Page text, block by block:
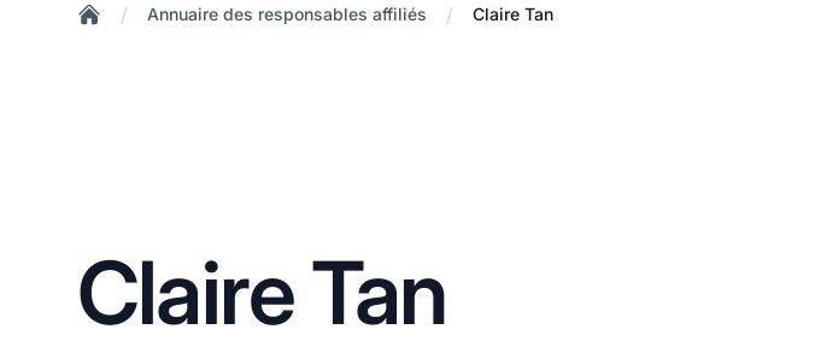
/ Annuaire des responsables affiliés / Claire Tan
Claire Tan